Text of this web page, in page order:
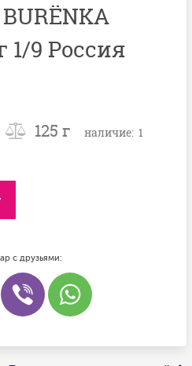
1/9 Россия
125 г наличие: 1
с друзьями: